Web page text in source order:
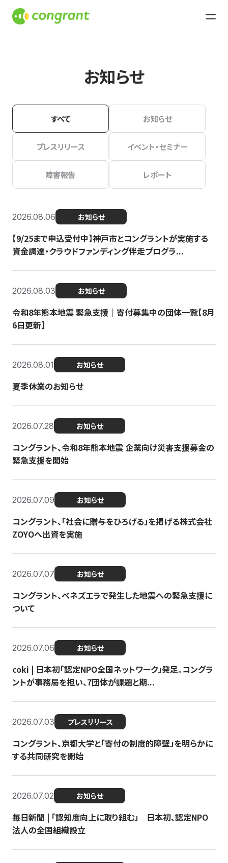
お知らせ
すべて お知らせ
プレスリリース イベント・セミナー
障害報告 レポート
2026.08.06 お知らせ
【9/25まで申込受付中】神戸市とコングラントが実施する
資金調達・クラウドファンディング伴走プログラ...
2026.08.03 お知らせ
令和8年熊本地震 緊急支援｜寄付募集中の団体一覧【8月
6日更新】
2026.08.01 お知らせ
夏季休業のお知らせ
2026.07.28 お知らせ
コングラント、令和8年熊本地震 企業向け災害支援募金の
緊急支援を開始
2026.07.09 お知らせ
コングラント、「社会に贈与をひろげる」を掲げる株式会社
ZOYOへ出資を実施
2026.07.07 お知らせ
コングラント、ベネズエラで発生した地震への緊急支援に
ついて
2026.07.06 お知らせ
coki | 日本初「認定NPO全国ネットワーク」発足。コングラ
ントが事務局を担い、7団体が課題と期...
2026.07.03 プレスリリース
コングラント、京都大学と「寄付の制度的障壁」を明らかに
する共同研究を開始
2026.07.02 お知らせ
毎日新聞 | 「認知度向上に取り組む」 日本初、認定NPO
法人の全国組織設立